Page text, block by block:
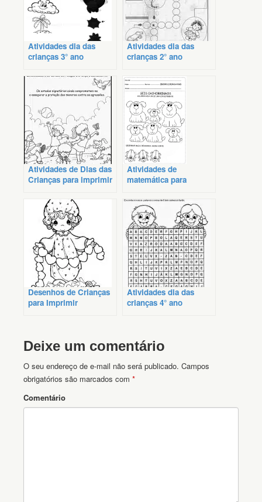
Atividades dia das
crianças 3° ano
Atividades dia das
crianças 2° ano
Atividades de Dias das
Crianças para imprimir
Atividades de
matemática para
Desenhos de Crianças
para Imprimir
Atividades dia das
crianças 4° ano
Deixe um comentário
O seu endereço de e-mail não será publicado. Campos
obrigatórios são marcados com *
Comentário